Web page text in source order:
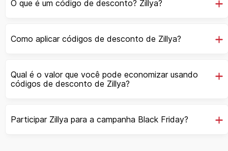
O que é um código de desconto? Zillya?
Como aplicar códigos de desconto de Zillya?
Qual é o valor que você pode economizar usando
códigos de desconto de Zillya?
Participar Zillya para a campanha Black Friday?